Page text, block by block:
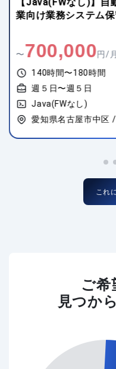
業向け業務システム
〜700,000円/月
140時間〜180時間
週５日〜週５日
Java(FWなし)
愛知県名古屋市中区
これ
ご希
見つか